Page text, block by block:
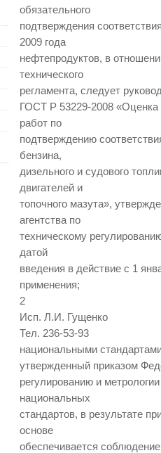
обязательного
подтверждения
2009 года
нефтепродуктов, в
технического
регламента, следует
ГОСТ Р 53229-2008 «Оценка
работ по
подтверждению
бензина,
дизельного и судового
двигателей и
топочного мазута»,
агентства по
техническому
датой
введения в действие с 1
применения;
2
Исп. Л.И. Гущенко
Тел. 236-53-93
национальными
утвержденный приказом
регулированию и
национальных
стандартов, в результате
основе
обеспечивается